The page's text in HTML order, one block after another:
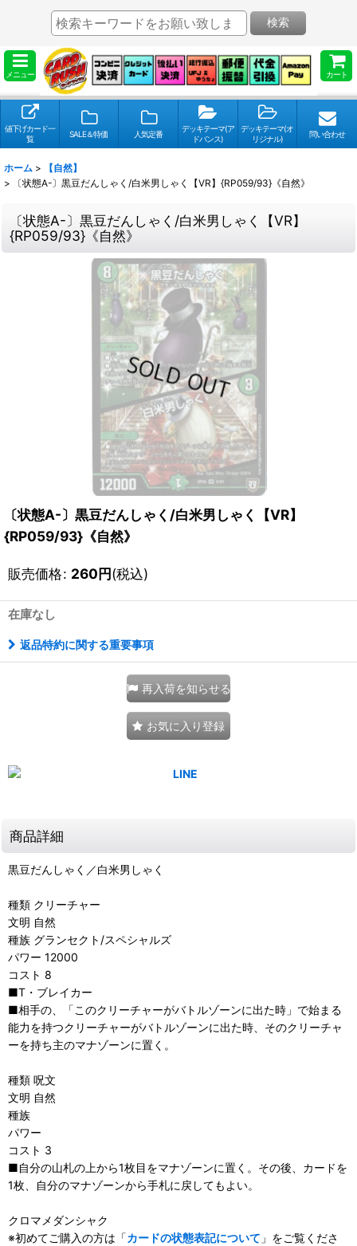
メニュー カート
検索
値下げカード一
覧
SALE＆特価 人気定番
デッキテーマ(ア
ドバンス)
デッキテーマ(オ
リジナル)
問い合わせ
ホーム >
【自然】
>
〔状態A-〕黒豆だんしゃく/白米男しゃく【VR】{RP059/93}《自然》
〔状態A-〕黒豆だんしゃく/白米男しゃく【VR】
{RP059/93}《自然》
〔状態A-〕黒豆だんしゃく/白米男しゃく【VR】
{RP059/93}《自然》
販売価格: 260円(税込)
在庫なし
返品特約に関する重要事項
再入荷を知らせる
お気に入り登録
商品詳細
黒豆だんしゃく／白米男しゃく
種類 クリーチャー
文明 自然
種族 グランセクト/スペシャルズ
パワー 12000
コスト 8
■T・ブレイカー
■相手の、「このクリーチャーがバトルゾーンに出た時」で始まる
能力を持つクリーチャーがバトルゾーンに出た時、そのクリーチャ
ーを持ち主のマナゾーンに置く。
種類 呪文
文明 自然
種族
パワー
コスト 3
■自分の山札の上から1枚目をマナゾーンに置く。その後、カードを
1枚、自分のマナゾーンから手札に戻してもよい。
クロマメダンシャク
※初めてご購入の方は「カードの状態表記について 」をご覧くださ